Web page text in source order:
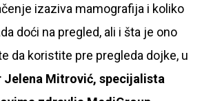
izaziva mamografija i koliko
doći na pregled, ali i šta je ono
da koristite pre pregleda dojke, u
Jelena Mitrović, specijalista